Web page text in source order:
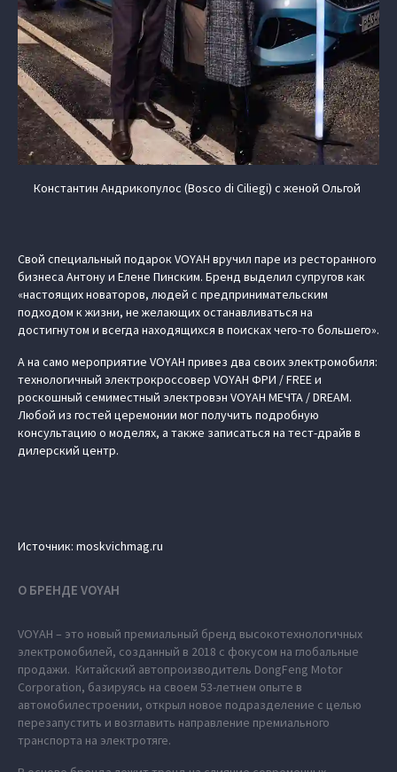
Константин Андрикопулос (Bosco di Ciliegi) с женой Ольгой
Свой специальный подарок VOYAH вручил паре из ресторанного
бизнеса Антону и Елене Пинским. Бренд выделил супругов как
«настоящих новаторов, людей с предпринимательским
подходом к жизни, не желающих останавливаться на
достигнутом и всегда находящихся в поисках чего-то большего».
А на само мероприятие VOYAH привез два своих электромобиля:
технологичный электрокроссовер VOYAH ФРИ / FREE и
роскошный семиместный электровэн VOYAH МЕЧТА / DREAM.
Любой из гостей церемонии мог получить подробную
консультацию о моделях, а также записаться на тест-драйв в
дилерский центр.
Источник: moskvichmag.ru
О БРЕНДЕ VOYAH
VOYAH – это новый премиальный бренд высокотехнологичных
электромобилей, созданный в 2018 с фокусом на глобальные
продажи. Китайский автопроизводитель DongFeng Motor
Corporation, базируясь на своем 53-летнем опыте в
автомобилестроении, открыл новое подразделение с целью
перезапустить и возглавить направление премиального
транспорта на электротяге.